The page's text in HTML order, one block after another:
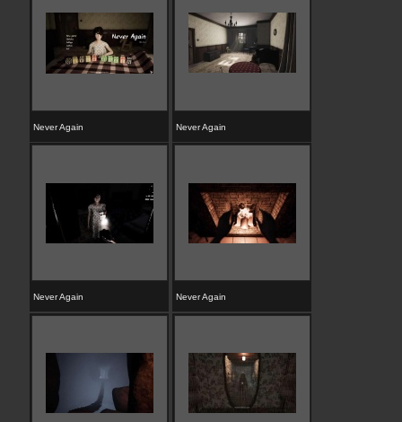
Never Again Never Again
Never Again Never Again